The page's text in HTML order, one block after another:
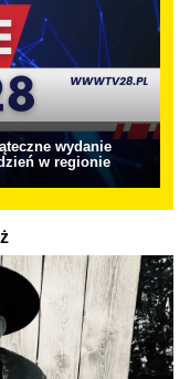
wydanie
w regionie